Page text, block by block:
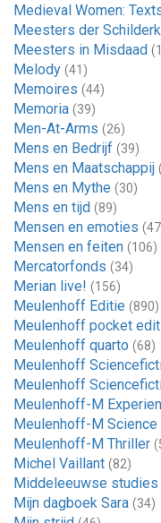
Medieval Women:
Meesters der
Meesters in Misdaad
Melody (41)
Memoires (44)
Memoria (39)
Men-At-Arms (26)
Mens en Bedrijf (39)
Mens en Maatschappij
Mens en Mythe (30)
Mens en tijd (89)
Mensen en emoties
Mensen en feiten (106)
Mercatorfonds (34)
Merian live! (156)
Meulenhoff Editie (890)
Meulenhoff pocket
Meulenhoff quarto (68)
Meulenhoff
Meulenhoff
Meulenhoff-M
Meulenhoff-M
Meulenhoff-M Thriller
Michel Vaillant (82)
Middeleeuwse studies
Mijn dagboek Sara (34)